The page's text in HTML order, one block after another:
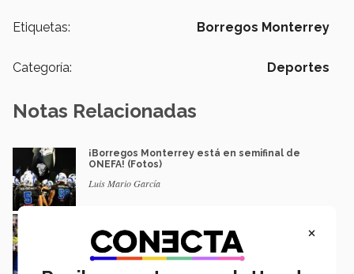
Etiquetas: Borregos Monterrey
Categoría: Deportes
Notas Relacionadas
¡Borregos Monterrey está en semifinal de
ONEFA! (Fotos)
Luis Mario García
peluches a niños en hospitales
Luis Mario García
×